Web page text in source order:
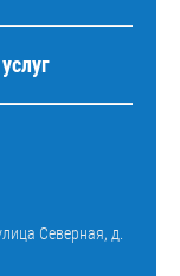
Северная, д.